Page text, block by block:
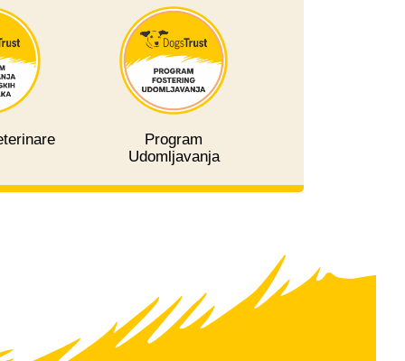
Program
Udomljavanja